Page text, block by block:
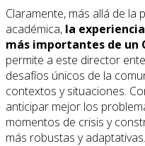
Claramente, más allá de la
académica, la
más importantes de un
permite a este director
desafíos únicos de la
contextos y situaciones.
anticipar mejor los
momentos de crisis y
más robustas y adaptativas.